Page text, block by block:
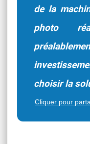
de la
photo
choisir la
Cliquer pour